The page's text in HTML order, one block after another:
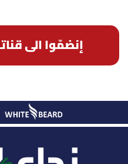
إنضمّوا الى